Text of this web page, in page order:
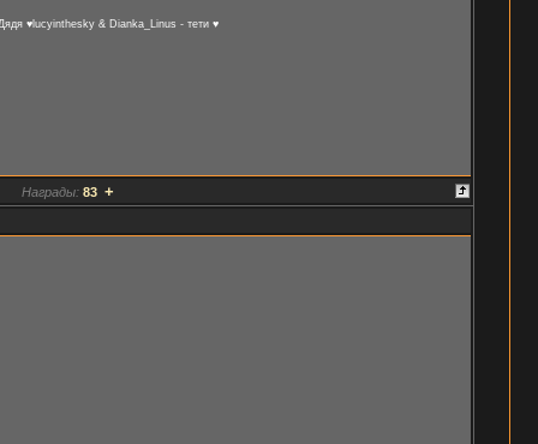
♥lucyinthesky & Dianka_Linus - тети ♥
Награды: 83 +